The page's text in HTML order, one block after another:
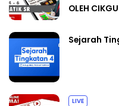
OLEH
Sejarah
LIVE